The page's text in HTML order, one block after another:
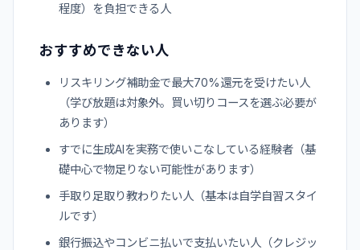
程度）を負担できる人
おすすめできない人
リスキリング補助金で最大70%還元を受けたい人
（学び放題は対象外。買い切りコースを選ぶ必要が
あります）
すでに生成AIを実務で使いこなしている経験者（基
礎中心で物足りない可能性があります）
手取り足取り教わりたい人（基本は自学自習スタイ
ルです）
銀行振込やコンビニ払いで支払いたい人（クレジッ